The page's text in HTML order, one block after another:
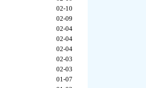
02-10
02-09
02-04
02-04
02-04
02-03
02-03
01-07